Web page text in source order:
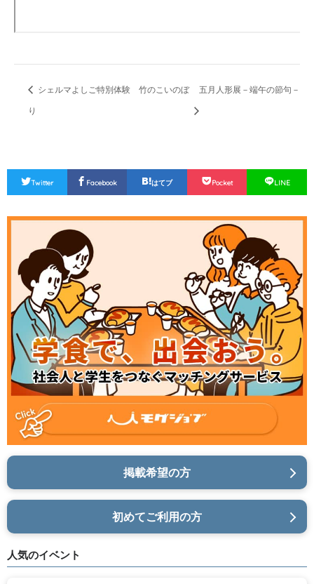
シェルマよしご特別体験 竹のこいのぼ
り
五月人形展－端午の節句－
Twitter Facebook はてブ Pocket LINE
掲載希望の方
初めてご利用の方
人気のイベント